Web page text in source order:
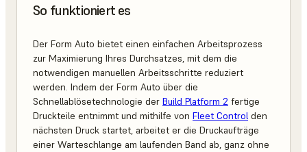
So funktioniert es
Der Form Auto bietet einen einfachen Arbeitsprozess
zur Maximierung Ihres Durchsatzes, mit dem die
notwendigen manuellen Arbeitsschritte reduziert
werden. Indem der Form Auto über die
Schnellablösetechnologie der Build Platform 2 fertige
Druckteile entnimmt und mithilfe von Fleet Control den
nächsten Druck startet, arbeitet er die Druckaufträge
einer Warteschlange am laufenden Band ab, ganz ohne